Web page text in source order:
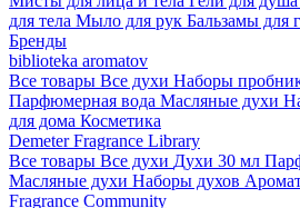
для тела Мыло для рук Бальзамы для
Бренды
biblioteka aromatov
Все товары Все духи Наборы
Парфюмерная вода Масляные духи
для дома Косметика
Demeter Fragrance Library
Все товары Все духи Духи 30 мл
Масляные духи Наборы духов
Fragrance Community